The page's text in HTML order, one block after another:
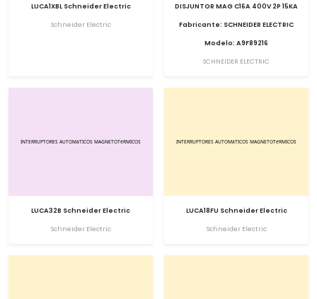
LUCA1XBL Schneider Electric
Schneider Electric
DISJUNTOR MAG C16A 400V 2P 15KA
Fabricante: SCHNEIDER ELECTRIC
Modelo: A9F89216
SCHNEIDER ELECTRIC
LUCA32B Schneider Electric
Schneider Electric
LUCA18FU Schneider Electric
Schneider Electric